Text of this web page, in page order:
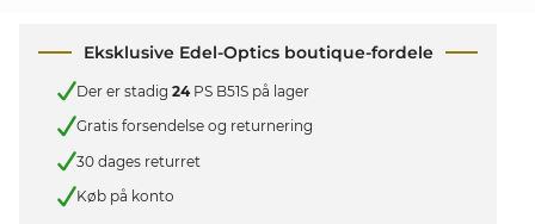
Eksklusive Edel-Optics boutique-fordele
Der er stadig 24PS B51S på lager
Gratis forsendelse og returnering
30 dages returret
Køb på konto